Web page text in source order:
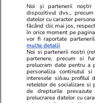
Politică
Radu Miruţă
plătit 2.500-2.700
noapte, în vacanță.
de fapt, sejurul cu
Noi și partenerii noștri
dispozitivul dvs.,
datelor cu caracter
făcând clic mai jos,
în orice moment pe
vor fi raportate
multe detalii
Noi si partenerii nostri
partenere, precum si
prelucram date pentru a
personaliza continutul
interesele si/sau profilul
retelelor de socializare si
de drepturile
prelucrarea datelor cu